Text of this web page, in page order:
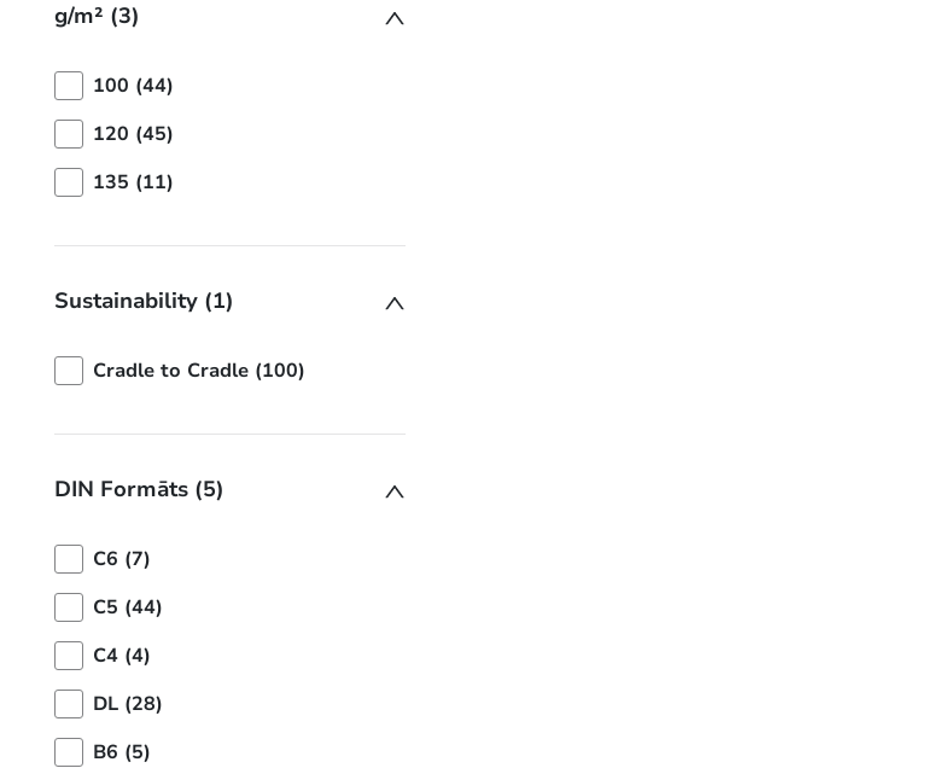
g/m² (3)
100 (44)
120 (45)
135 (11)
Sustainability (1)
Cradle to Cradle (100)
DIN Formāts (5)
C6 (7)
C5 (44)
C4 (4)
DL (28)
B6 (5)